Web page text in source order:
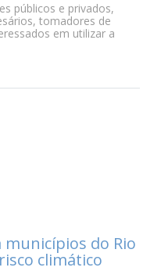
públicos e privados,
tomadores de
em utilizar a
do Rio
climático